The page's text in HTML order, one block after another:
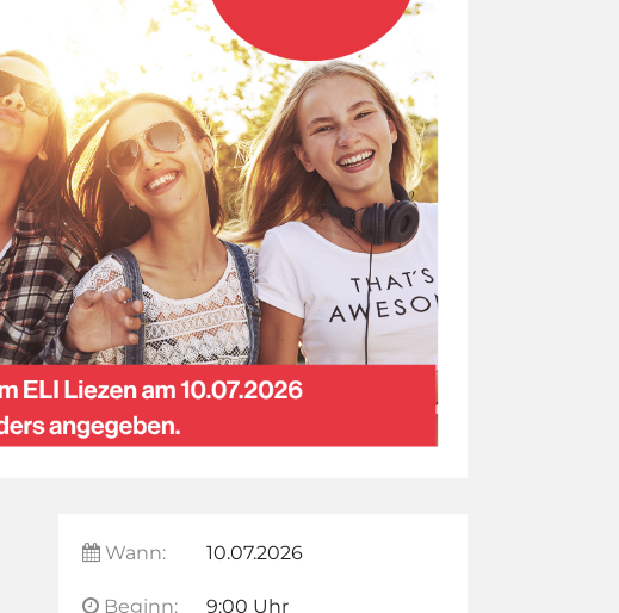
Wann: 10.07.2026
Beginn: 9:00 Uhr